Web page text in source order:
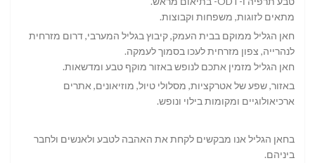
מתאים לזוגות, משפחות וקבוצות.
חאן הגליל ממוקם בבית העמק, קיבוץ בגליל המערבי, דרום מזרחית
לנהרייה, צפון מזרחית לעכו בסמוך לעמקה.
חאן הגליל מזמין אתכם לנופש באזור מוקף טבע ומדשאות.
באזור, שפע של אטרקציות, מסלולי טיול, מוזיאונים, אתרים
ארכיאולוגיים ומקומות בילוי ונופש.
בחאן הגליל אנו מבקשים לקחת את האהבה לטבע ולאנשים ולחבר
ביניהם.